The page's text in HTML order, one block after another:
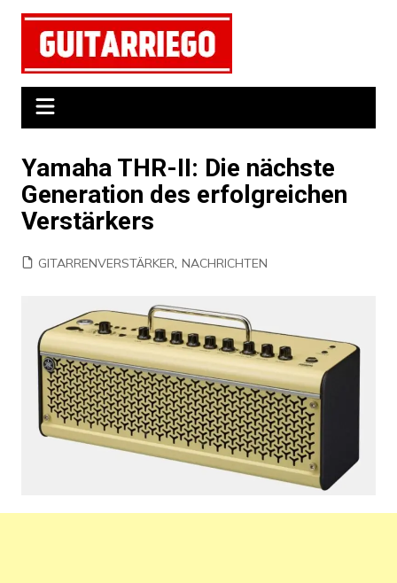
Zum
springen
Yamaha THR-II: Die nächste
Generation des erfolgreichen
Verstärkers
GITARRENVERSTÄRKER, NACHRICHTEN